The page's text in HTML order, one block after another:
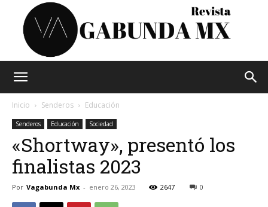
Mx
Inicio Senderos Educación
Senderos Educación Sociedad
«Shortway», presentó los
finalistas 2023
Por Vagabunda Mx - enero 26, 2023 2647 0